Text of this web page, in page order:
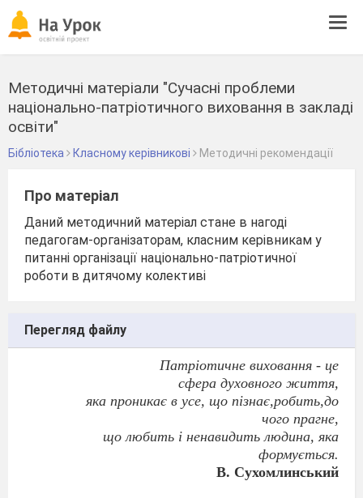
Методичні матеріали "Сучасні проблеми
національно-патріотичного виховання в закладі
освіти"
Бібліотека Класному керівникові Методичні рекомендації
Про матеріал
Даний методичний матеріал стане в нагоді
педагогам-організаторам, класним керівникам у
питанні організації національно-патріотичної
роботи в дитячому колективі
Перегляд файлу
Патріотичне виховання - це
сфера духовного життя,
яка проникає в усе, що пізнає,робить,до
чого прагне,
що любить і ненавидить людина, яка
формується.
В. Сухомлинський